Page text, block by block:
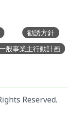
勧誘方針
般事業主行動計画
Reserved.